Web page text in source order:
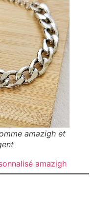
amazigh et
amazigh